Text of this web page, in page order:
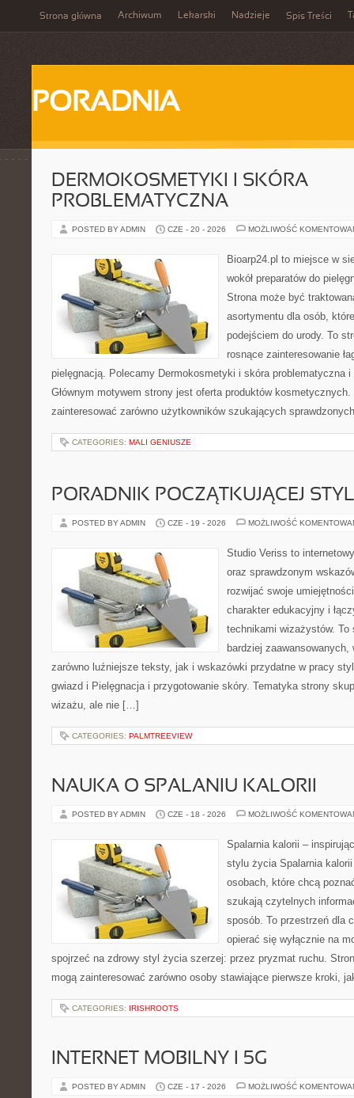
Strona główna Archiwum Lekarski Nadzieje Spis Treści
PORADNIA
DERMOKOSMETYKI I SKÓRA
PROBLEMATYCZNA
POSTED BY ADMIN CZE - 20 - 2026 MOŻLIWOŚĆ
Bioarp24.pl to miejsce w
wokół preparatów do
Strona może być
asortymentu dla osób,
podejściem do urody. To
rosnące zainteresowanie
pielęgnacją. Polecamy Dermokosmetyki i skóra problematyczna i
Głównym motywem strony jest oferta produktów
zainteresować zarówno użytkowników szukających
CATEGORIES: MALI GENIUSZE
PORADNIK POCZĄTKUJĄCEJ
POSTED BY ADMIN CZE - 19 - 2026 MOŻLIWOŚĆ
Studio Veriss to
oraz sprawdzonym
rozwijać swoje
charakter edukacyjny i
technikami wizażystów.
bardziej
zarówno luźniejsze teksty, jak i wskazówki przydatne w pracy
gwiazd i Pielęgnacja i przygotowanie skóry. Tematyka strony
wizażu, ale nie […]
CATEGORIES: PALMTREEVIEW
NAUKA O SPALANIU KALORII
POSTED BY ADMIN CZE - 18 - 2026 MOŻLIWOŚĆ
Spalarnia kalorii –
stylu życia Spalarnia
osobach, które chcą
szukają czytelnych
sposób. To przestrzeń dla
opierać się wyłącznie na
spojrzeć na zdrowy styl życia szerzej: przez pryzmat ruchu.
mogą zainteresować zarówno osoby stawiające pierwsze kroki,
CATEGORIES: IRISHROOTS
INTERNET MOBILNY I 5G
POSTED BY ADMIN CZE - 17 - 2026 MOŻLIWOŚĆ